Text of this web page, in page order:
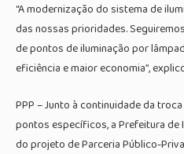
“A modernização do sistema de
das nossas prioridades.
de pontos de iluminação por
eficiência e maior economia”,
PPP – Junto à continuidade da
pontos específicos, a Prefeitura de
do projeto de Parceria Público-